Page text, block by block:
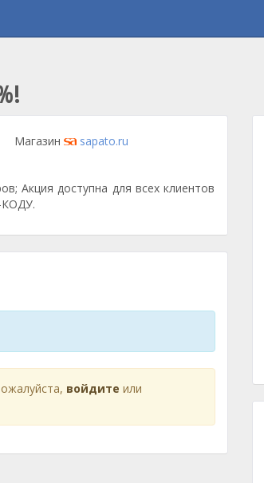
Магазин sapato.ru
Акция доступна для всех клиентов
КОДУ.
войдите или